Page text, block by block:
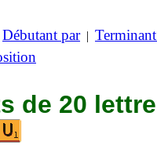
Débutant par|
de 20